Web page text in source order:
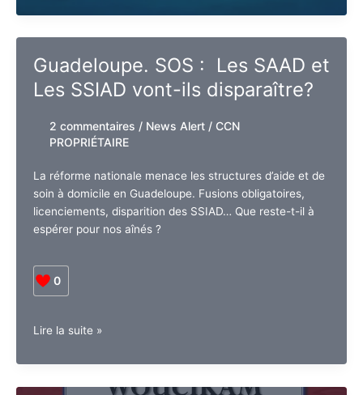
enjeu
l’ère
du
Guadeloupe. SOS : Les SAAD
et Les SSIAD vont-ils
2 commentaires
La réforme nationale menace les structures d’aide et
de soin à domicile en Guadeloupe. Fusions
obligatoires, licenciements, disparition des SSIAD…
: